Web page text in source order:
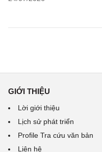
GIỚI THIỆU
Lời giới thiệu
Lịch sử phát triển
Profile Tra cứu văn bản
Liên hệ